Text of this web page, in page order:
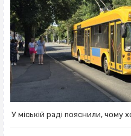
У міській раді пояснили, чому